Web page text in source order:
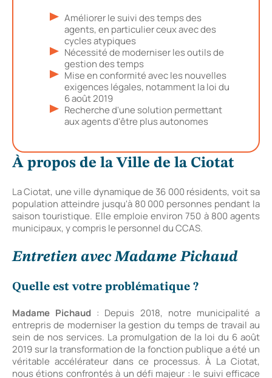
Améliorer le suivi des temps des
agents, en particulier ceux avec des
cycles atypiques
Nécessité de moderniser les outils de
gestion des temps
Mise en conformité avec les nouvelles
exigences légales, notamment la loi du
6 août 2019
Recherche d'une solution permettant
aux agents d'être plus autonomes
À propos de la Ville de la Ciotat
La Ciotat, une ville dynamique de 36 000 résidents, voit sa
population atteindre jusqu'à 80 000 personnes pendant la
saison touristique. Elle emploie environ 750 à 800 agents
municipaux, y compris le personnel du CCAS.
Entretien avec Madame Pichaud
Quelle est votre problématique ?
Madame Pichaud : Depuis 2018, notre municipalité a
entrepris de moderniser la gestion du temps de travail au
sein de nos services. La promulgation de la loi du 6 août
2019 sur la transformation de la fonction publique a été un
véritable accélérateur dans ce processus. À La Ciotat,
nous étions confrontés à un défi majeur : le suivi efficace